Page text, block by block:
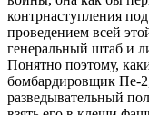
контрнаступления
проведением всей
генеральный штаб и
Понятно поэтому,
бомбардировщик Пе-
разведывательный